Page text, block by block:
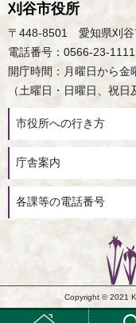
刈谷市役所
〒448-8501 愛知県刈谷
電話番号：0566-23-1111
開庁時間：月曜日から
（土曜日・日曜日、祝
市役所への行き方
庁舎案内
各課等の電話番号
Copyright © 2021